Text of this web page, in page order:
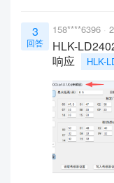
3
回答
158****6396
HLK-
响应
HLK-